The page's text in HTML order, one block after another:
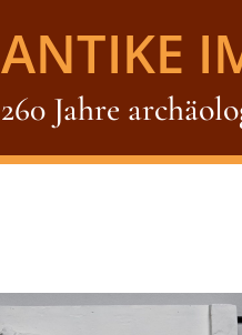
ANTIKE
260 Jahre